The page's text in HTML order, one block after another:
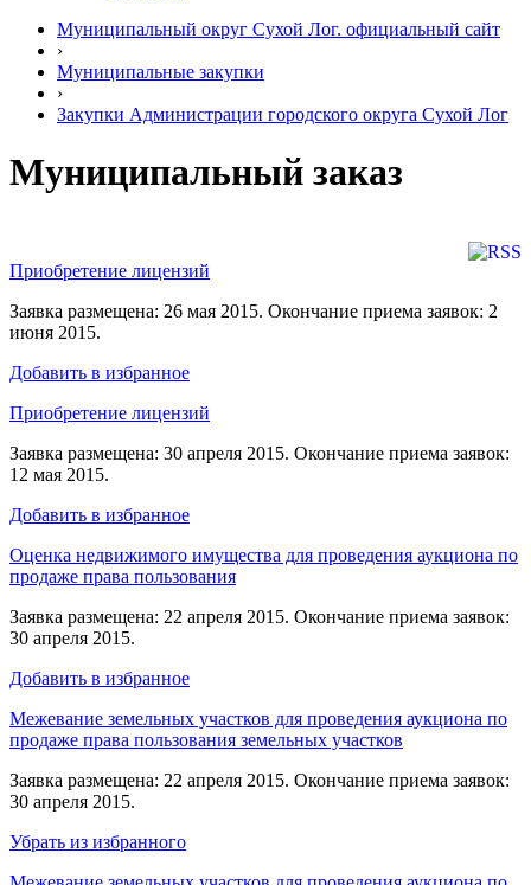
Муниципальный округ Сухой Лог. официальный сайт
›
Муниципальные закупки
›
Закупки Администрации городского округа Сухой Лог
Муниципальный заказ
Приобретение лицензий
Заявка размещена: 26 мая 2015. Окончание приема заявок: 2
июня 2015.
Добавить в избранное
Приобретение лицензий
Заявка размещена: 30 апреля 2015. Окончание приема заявок:
12 мая 2015.
Добавить в избранное
Оценка недвижимого имущества для проведения аукциона по
продаже права пользования
Заявка размещена: 22 апреля 2015. Окончание приема заявок:
30 апреля 2015.
Добавить в избранное
Межевание земельных участков для проведения аукциона по
продаже права пользования земельных участков
Заявка размещена: 22 апреля 2015. Окончание приема заявок:
30 апреля 2015.
Убрать из избранного